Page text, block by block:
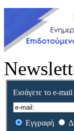
Εισάγετε το e-mail
Εγγραφή